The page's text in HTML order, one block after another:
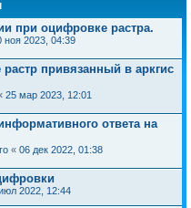
при оцифровке растра.
ноя 2023, 04:39
растр привязанный в аркгис
25 мар 2023, 12:01
ответа на
« 06 дек 2022, 01:38
2022, 12:44